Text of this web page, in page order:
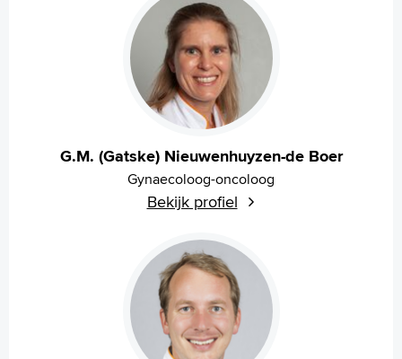
G.M. (Gatske) Nieuwenhuyzen-de Boer
Gynaecoloog-oncoloog
Bekijk profiel